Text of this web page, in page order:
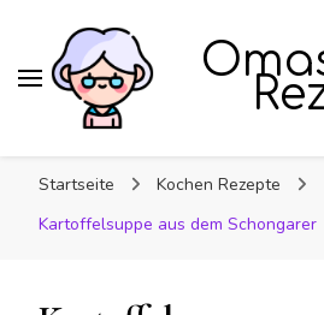
Startseite
Kochen Rezepte
Kartoffelsuppe aus dem Schongarer